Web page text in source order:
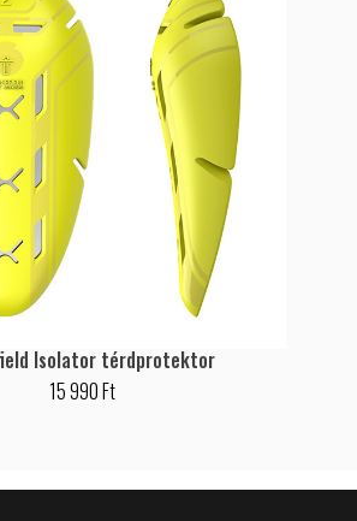
Isolator térdprotektor
15 990 Ft